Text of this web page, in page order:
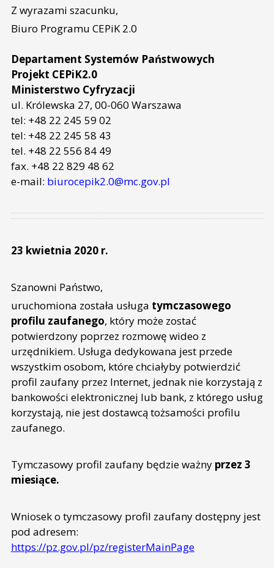
Z wyrazami szacunku,
Biuro Programu CEPiK 2.0
Departament Systemów Państwowych
Projekt CEPiK2.0
Ministerstwo Cyfryzacji
ul. Królewska 27, 00-060 Warszawa
tel: +48 22 245 59 02
tel: +48 22 245 58 43
tel. +48 22 556 84 49
fax. +48 22 829 48 62
e-mail: biurocepik2.0@mc.gov.pl
23 kwietnia 2020 r.
Szanowni Państwo,
uruchomiona została usługa tymczasowego
profilu zaufanego, który może zostać
potwierdzony poprzez rozmowę wideo z
urzędnikiem. Usługa dedykowana jest przede
wszystkim osobom, które chciałyby potwierdzić
profil zaufany przez Internet, jednak nie korzystają z
bankowości elektronicznej lub bank, z którego usług
korzystają, nie jest dostawcą tożsamości profilu
zaufanego.
Tymczasowy profil zaufany będzie ważnyprzez 3
miesiące.
Wniosek o tymczasowy profil zaufany dostępny jest
pod adresem:
https://pz.gov.pl/pz/registerMainPage